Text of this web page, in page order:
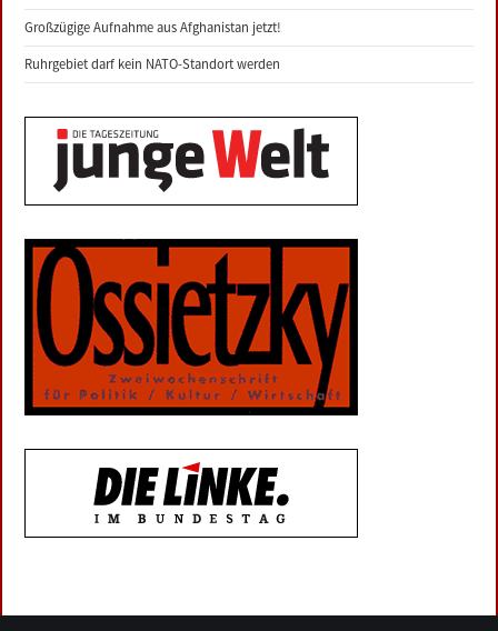
Großzügige Aufnahme aus Afghanistan jetzt!
Ruhrgebiet darf kein NATO-Standort werden